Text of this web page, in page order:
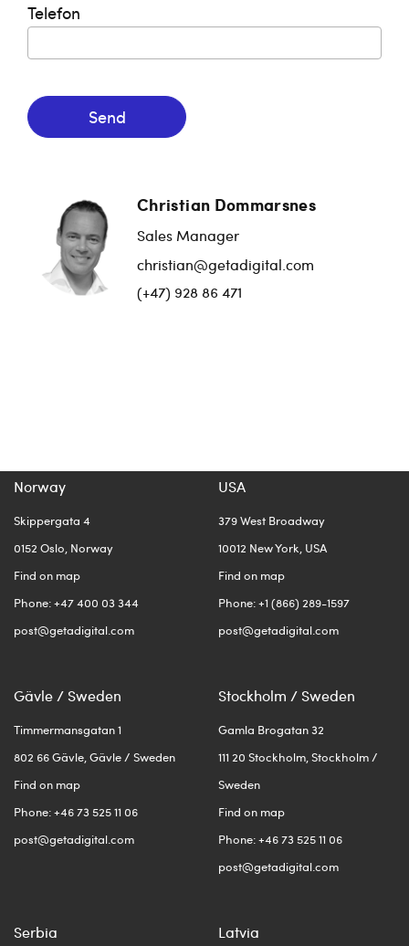
Telefon
Send
Christian Dommarsnes
Sales Manager
christian@getadigital.com
(+47) 928 86 471
Norway
Skippergata 4
0152 Oslo, Norway
Find on map
Phone: +47 400 03 344
post@getadigital.com
USA
379 West Broadway
10012 New York, USA
Find on map
Phone: +1 (866) 289-1597
post@getadigital.com
Gävle / Sweden
Timmermansgatan 1
802 66 Gävle, Gävle / Sweden
Find on map
Phone: +46 73 525 11 06
post@getadigital.com
Stockholm / Sweden
Gamla Brogatan 32
111 20 Stockholm, Stockholm /
Sweden
Find on map
Phone: +46 73 525 11 06
post@getadigital.com
Serbia Latvia